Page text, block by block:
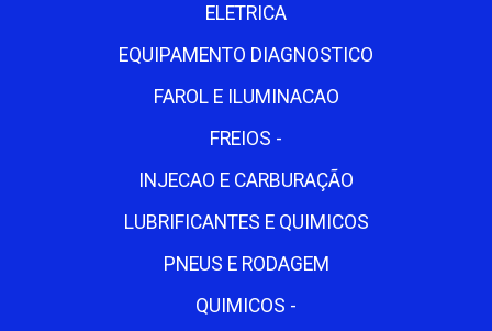
ELETRICA
EQUIPAMENTO DIAGNOSTICO
FAROL E ILUMINACAO
FREIOS -
INJECAO E CARBURAÇÃO
LUBRIFICANTES E QUIMICOS
PNEUS E RODAGEM
QUIMICOS -